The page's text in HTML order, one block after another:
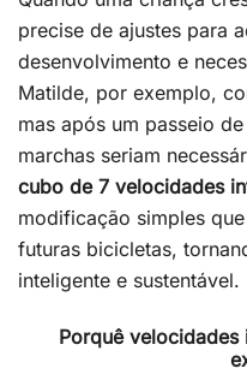
precise de ajustes para
desenvolvimento e
Matilde, por exemplo,
mas após um passeio
marchas seriam
cubo de 7 velocidades
modificação simples
futuras bicicletas,
inteligente e sustentável.
Porquê velocidades